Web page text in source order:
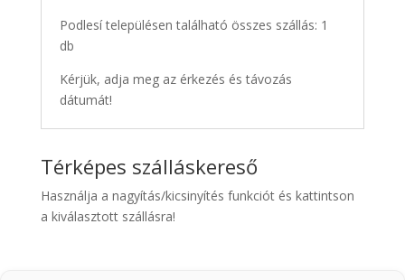
Podlesí településen található összes szállás: 1
db
Kérjük, adja meg az érkezés és távozás
dátumát!
Térképes szálláskereső
Használja a nagyítás/kicsinyítés funkciót és kattintson
a kiválasztott szállásra!